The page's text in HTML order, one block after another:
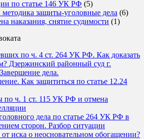
по статье 146 УК РФ (5)
методика защиты-уголовные дела (6)
наказания, снятие судимости (1)
по ч. 4 ст. 264 УК РФ. Как доказать
Дзержинский районный суд г.
дела.
Как защититься по статье 12.24
по ч. 1 ст. 115 УК РФ и отмена
дела по статье 264 УК РФ в
сторон. Разбор ситуации
иска о неосновательном обогащении?